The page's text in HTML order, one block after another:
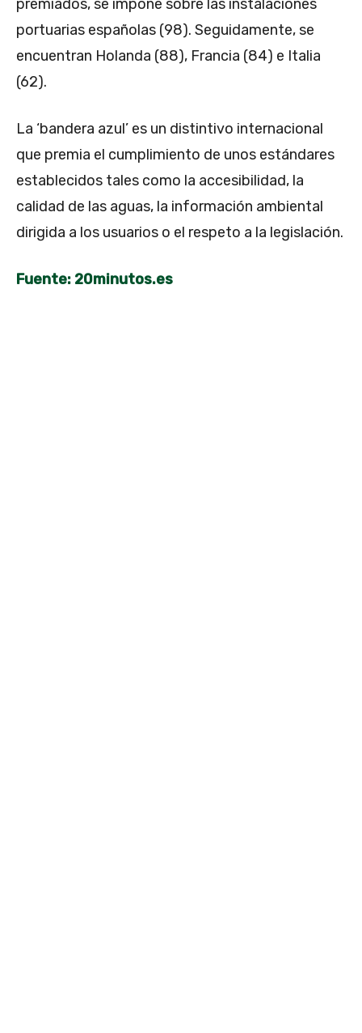
premiados, se impone sobre las instalaciones
portuarias españolas (98). Seguidamente, se
encuentran Holanda (88), Francia (84) e Italia
(62).
La ‘bandera azul’ es un distintivo internacional
que premia el cumplimiento de unos estándares
establecidos tales como la accesibilidad, la
calidad de las aguas, la información ambiental
dirigida a los usuarios o el respeto a la legislación.
Fuente: 20minutos.es